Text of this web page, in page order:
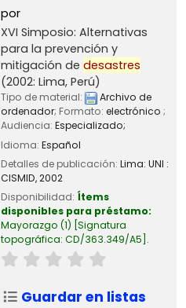
por
XVI Simposio: Alternativas
para la prevención y
mitigación de desastres
(2002: Lima, Perú)
Tipo de material:
Archivo de
ordenador; Formato: electrónico ;
Audiencia: Especializado;
Idioma: Español
Detalles de publicación: Lima: UNI :
CISMID,2002
Disponibilidad: Ítems
disponibles para préstamo:
Mayorazgo (1) Signatura
topográfica: CD/363.349/A5 .
Guardar en listas